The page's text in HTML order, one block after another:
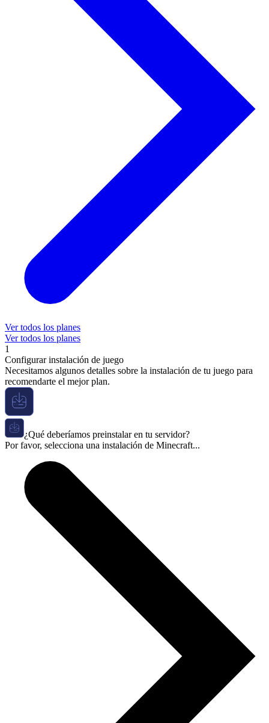
Ver todos los planes
Ver todos los planes
1
Configurar instalación de juego
Necesitamos algunos detalles sobre la instalación de tu juego para
recomendarte el mejor plan.
¿Qué deberíamos preinstalar en tu servidor?
Por favor, selecciona una instalación de Minecraft...